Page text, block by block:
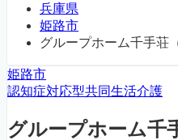
兵庫県
姫路市
グループホーム千手荘
姫路市
認知症対応型共同生活介護
グループホーム千